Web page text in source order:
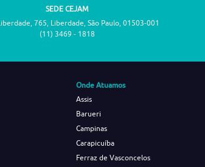
SEDE CEJAM
765, Liberdade, São Paulo, 01503-001
(11) 3469 - 1818
Onde Atuamos
Assis
Barueri
Campinas
Carapicuíba
Ferraz de Vasconcelos